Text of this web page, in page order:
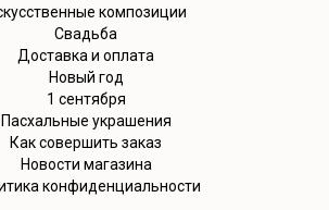
композиции
Свадьба
Доставка и оплата
Новый год
1 сентября
Пасхальные украшения
Как совершить заказ
Новости магазина
конфиденциальности